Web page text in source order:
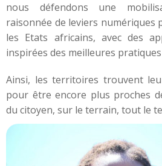
nous défendons une
raisonnée de leviers numériques
les Etats africains, avec des
inspirées des meilleures
Ainsi, les territoires trouvent
pour être encore plus proches
du citoyen, sur le terrain, tout le